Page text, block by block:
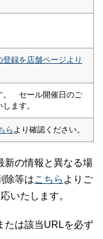
録を店舗ページより
。 セール開催日のご
します。
ら より確認ください。
新の情報と異なる場
除等はこちら よりご
いたします。
たは該当URLを必ず